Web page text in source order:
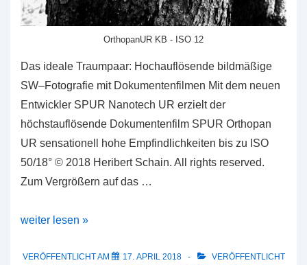
OrthopanUR KB - ISO 12
Das ideale Traumpaar: Hochauflösende bildmäßige
SW–Fotografie mit Dokumentenfilmen Mit dem neuen
Entwickler SPUR Nanotech UR erzielt der
höchstauflösende Dokumentenfilm SPUR Orthopan
UR sensationell hohe Empfindlichkeiten bis zu ISO
50/18° © 2018 Heribert Schain. All rights reserved.
Zum Vergrößern auf das …
Neu:
Nanotech
weiter lesen »
VERÖFFENTLICHT AM 17. APRIL 2018
VERÖFFENTLICHT